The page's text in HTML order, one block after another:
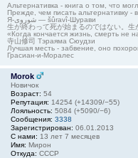
Альтернативка - книга о том, что
Прежде, чем писать альтернативку -
Я-شوروی — šûravî-Шурави
生が終わって死が始まるのではない。生
«Когда кончается жизнь, смерть не
寺山修司 Тэраяма Сюудзи
Лучшая месть - забвение, оно
Грасиан-и-Моралес
Morok
Новичок
Возраст: 54
Репутация: 14254 (+14309/−55)
Лояльность: 5084 (+5090/−6)
Сообщения: 3338
Зарегистрирован: 06.01.2013
С нами: 13 лет 7 месяцев
Имя: Мирон
Откуда: СССР